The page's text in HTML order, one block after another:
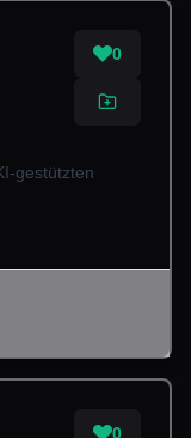
0
gestützten
0